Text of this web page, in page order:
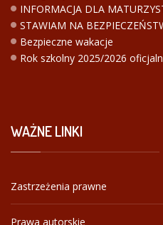
INFORMACJA DLA
STAWIAM NA
Bezpieczne wakacje
Rok szkolny 2025/2026
WAŻNELINKI
Zastrzeżenia prawne
Prawa autorskie